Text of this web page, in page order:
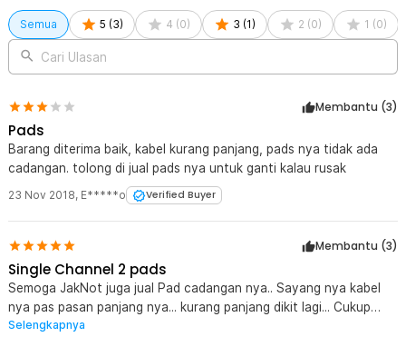
1 x Diagram Titik Akupuntur
1 x Panduan Penggunaan
Semua 5 (3) 4 (0) 3 (1 ) 2 (0) 1 (0)
Cari Ulasan
Membantu (3)
Pads
Barang diterima baik, kabel kurang panjang, pads nya tidak ada
cadangan. tolong di jual pads nya untuk ganti kalau rusak
23 Nov 2018, E*****o Verified Buyer
Membantu (3)
Single Channel 2 pads
Semoga JakNot juga jual Pad cadangan nya.. Sayang nya kabel
nya pas pasan panjang nya... kurang panjang dikit lagi... Cukup
memuaskan memakai nya
Selengkapnya